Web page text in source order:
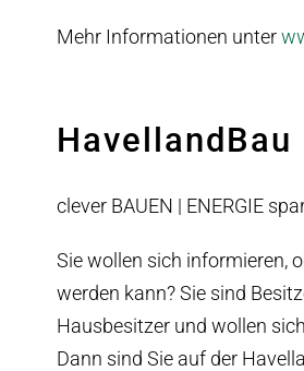
Mehr Informationen unter
clever BAUEN | ENERGIE
Sie wollen sich informieren,
werden kann? Sie sind
Hausbesitzer und wollen
Dann sind Sie auf der